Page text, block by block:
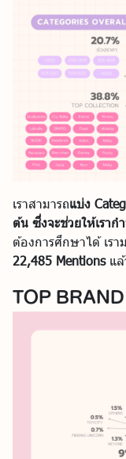
เราสามารถแบ่ง
ต้น ซึ่งจะช่วยให้เรา
ต้องการศึกษาได้ เรา
22,485 Mentionsแล้
TOP BRAND